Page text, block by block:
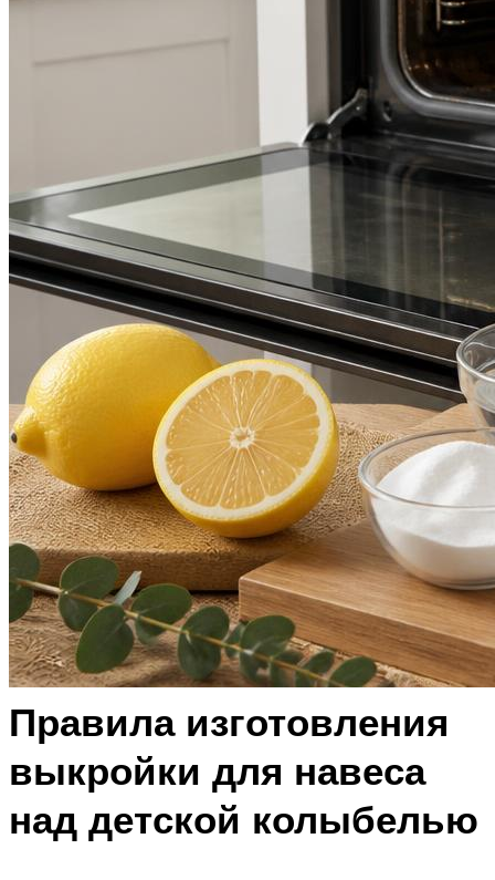
Правила изготовления
выкройки для навеса
над детской колыбелью